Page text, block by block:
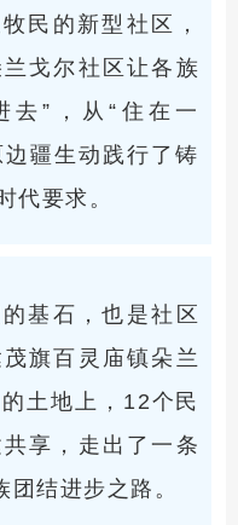
民的新型社区，
戈尔社区让各族
去”，从“住在一
边疆生动践行了铸
代要求。
基石，也是社区
旗百灵庙镇朵兰
土地上，12个民
享，走出了一条
团结进步之路。